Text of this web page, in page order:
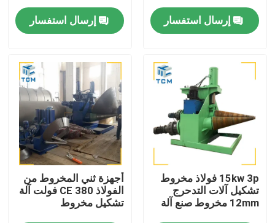
حولنا
جولة في المصنع
مراقبة الجودة
إرسال استفسار إرسال استفسار
15kw 3p فولاذ مخروط
تشكيل آلات التدحرج
12mm مخروط صنع آلة
أجهزة ثني المخروط من
الفولاذ CE 380 فولت آلة
تشكيل مخروط